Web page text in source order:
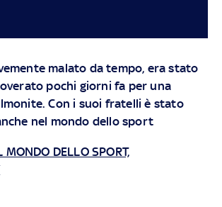
malato da tempo, era stato
pochi giorni fa per una
Con i suoi fratelli è stato
nel mondo dello sport
MONDO DELLO SPORT,